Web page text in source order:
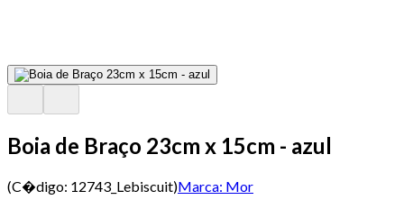
Boia de Braço 23cm x 15cm - azul
(C�digo: 12743_Lebiscuit)Marca: Mor